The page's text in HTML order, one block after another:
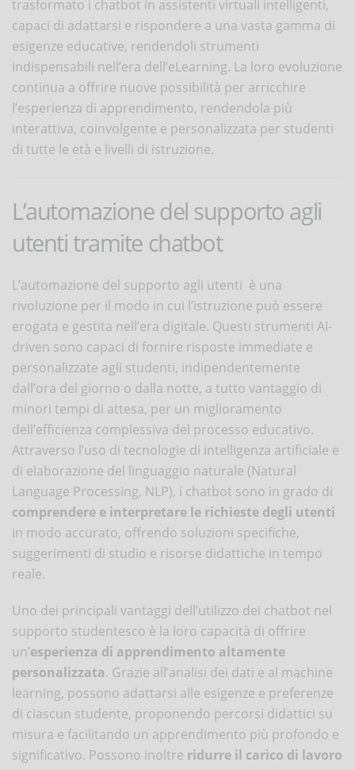
trasformato i chatbot in assistenti virtuali intelligenti,
capaci di adattarsi e rispondere a una vasta gamma di
esigenze educative, rendendoli strumenti
indispensabili nell’era dell’eLearning. La loro evoluzione
continua a offrire nuove possibilità per arricchire
l’esperienza di apprendimento, rendendola più
interattiva, coinvolgente e personalizzata per studenti
di tutte le età e livelli di istruzione.
L’automazione del supporto agli
utenti tramite chatbot
L’automazione del supporto agli utenti è una
rivoluzione per il modo in cui l’istruzione può essere
erogata e gestita nell’era digitale. Questi strumenti AI-
driven sono capaci di fornire risposte immediate e
personalizzate agli studenti, indipendentemente
dall’ora del giorno o dalla notte, a tutto vantaggio di
minori tempi di attesa, per un miglioramento
dell’efficienza complessiva del processo educativo.
Attraverso l’uso di tecnologie di intelligenza artificiale e
di elaborazione del linguaggio naturale (Natural
Language Processing, NLP), i chatbot sono in grado di
comprendere e interpretare le richieste degli utenti
in modo accurato, offrendo soluzioni specifiche,
suggerimenti di studio e risorse didattiche in tempo
reale.
Uno dei principali vantaggi dell’utilizzo dei chatbot nel
supporto studentesco è la loro capacità di offrire
un’esperienza di apprendimento altamente
personalizzata. Grazie all’analisi dei dati e al machine
learning, possono adattarsi alle esigenze e preferenze
di ciascun studente, proponendo percorsi didattici su
misura e facilitando un apprendimento più profondo e
significativo. Possono inoltre ridurre il carico di lavoro